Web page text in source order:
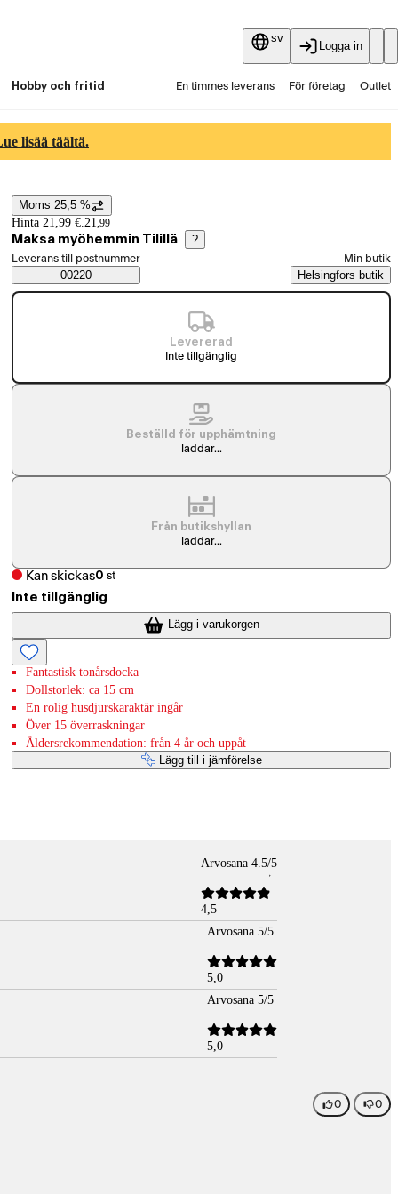
sv
Logga in
Hobby och fritid En timmes leverans För företag Outlet
lisää täältä.
Prisinformation
Moms 25,5 %
Hinta 21,99 €. 21,99
Maksa myöhemmin Tilillä ?
Saatavuustiedot
Välj beställningssätt
Leverans till postnummer
00220
Min butik
Helsingfors butik
Levererad
Inte tillgänglig
Beställd för upphämtning
laddar...
Från butikshyllan
laddar...
Kan skickas0 st
Inte tillgänglig
Lägg i varukorgen
Fantastisk tonårsdocka
Dollstorlek: ca 15 cm
En rolig husdjurskaraktär ingår
Över 15 överraskningar
Åldersrekommendation: från 4 år och uppåt
Lägg till i jämförelse
Arvosana 4.5/5
4,5
Arvosana 5/5
5,0
Arvosana 5/5
5,0
0 0